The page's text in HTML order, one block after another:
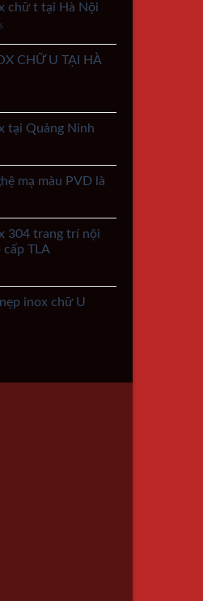
chữ t tại Hà Nội
CHỮ U TẠI HÀ
tại Quảng Ninh
mạ màu PVD là
304 trang trí nội
TLA
inox chữ U